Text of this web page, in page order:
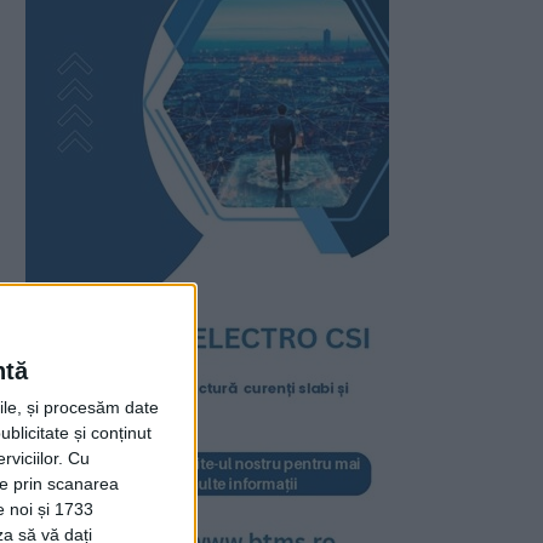
și procesăm date
și conținut
Cu
prin scanarea
noi și 1733
să vă dați